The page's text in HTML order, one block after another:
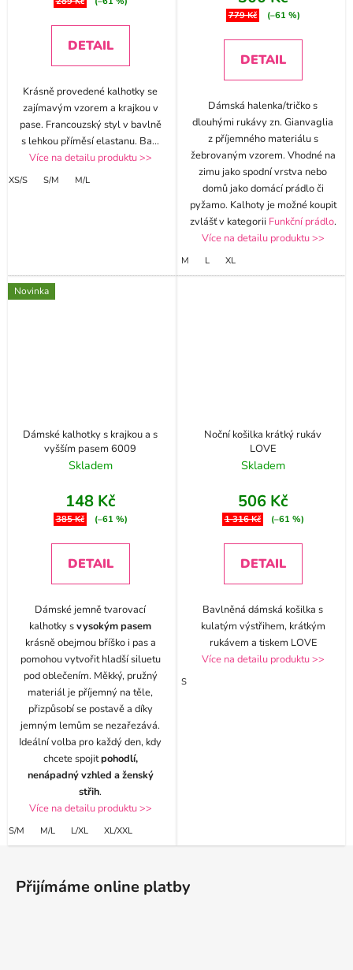
DETAIL
Krásně provedené kalhotky se
zajímavým vzorem a krajkou v
pase. Francouzský styl v bavlně
s lehkou příměsí elastanu. Ba...
Více na detailu produktu >>
XS/S S/M M/L
779 Kč (–61 %)
DETAIL
Dámská halenka/tričko s
dlouhými rukávy zn. Gianvaglia
z příjemného materiálu s
žebrovaným vzorem. Vhodné na
zimu jako spodní vrstva nebo
domů jako domácí prádlo či
pyžamo. Kalhoty je možné koupit
zvlášť v kategorii Funkční prádlo.
Více na detailu produktu >>
M L XL
Novinka
Dámské kalhotky s krajkou a s
vyšším pasem 6009
Skladem
148 Kč
385 Kč (–61 %)
DETAIL
Dámské jemně tvarovací
kalhotky svysokým pasem
krásně obejmou bříško i pas a
pomohou vytvořit hladší siluetu
pod oblečením. Měkký, pružný
materiál je příjemný na těle,
přizpůsobí se postavě a díky
jemným lemům se nezařezává.
Ideální volba pro každý den, kdy
chcete spojitpohodlí,
nenápadný vzhled a ženský
střih.
Více na detailu produktu >>
S/M M/L L/XL XL/XXL
Noční košilka krátký rukáv
LOVE
Skladem
506 Kč
1 316 Kč (–61 %)
DETAIL
Bavlněná dámská košilka s
kulatým výstřihem, krátkým
rukávem a tiskem LOVE
Více na detailu produktu >>
S
Z
Přijímáme online platby